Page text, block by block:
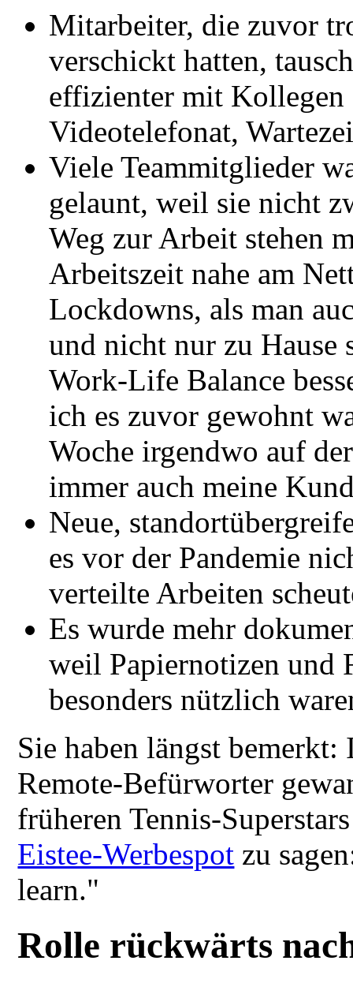
Mitarbeiter, die zuvor
verschickt hatten,
effizienter mit Kollegen
Videotelefonat,
Viele Teammitglieder
gelaunt, weil sie nicht
Weg zur Arbeit stehen
Arbeitszeit nahe am
Lockdowns, als man
und nicht nur zu Hause
Work-Life Balance
ich es zuvor gewohnt
Woche irgendwo auf
immer auch meine
Neue,
es vor der Pandemie
verteilte Arbeiten
Es wurde mehr
weil Papiernotizen und
besonders nützlich
Sie haben längst
Remote-Befürworter
früheren Tennis-
Eistee-Werbespot zu
learn."
Rolle rückwärts